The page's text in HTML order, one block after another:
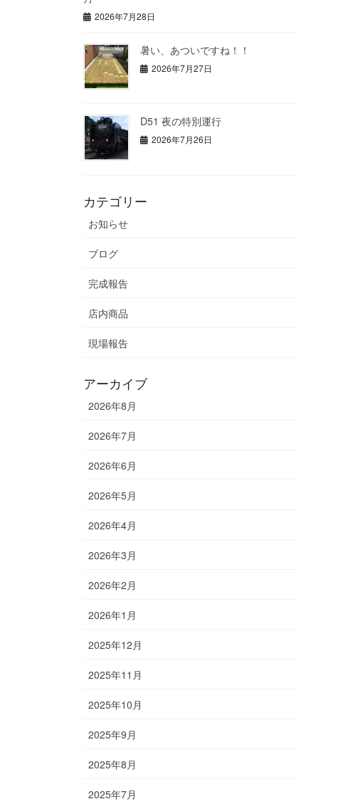
2026年7月28日
暑い、あついですね！！
2026年7月27日
D51 夜の特別運行
2026年7月26日
カテゴリー
お知らせ
ブログ
完成報告
店内商品
現場報告
アーカイブ
2026年8月
2026年7月
2026年6月
2026年5月
2026年4月
2026年3月
2026年2月
2026年1月
2025年12月
2025年11月
2025年10月
2025年9月
2025年8月
2025年7月